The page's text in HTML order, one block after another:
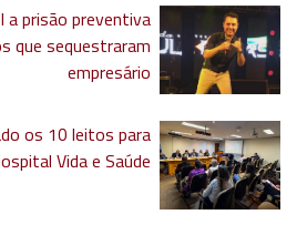
a prisão preventiva
que sequestraram
empresário
os 10 leitos para
Vida e Saúde